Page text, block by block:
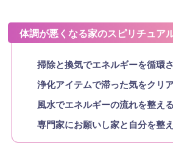
体調が悪くなる家のスピリチュア
掃除と換気でエネルギーを循環
浄化アイテムで滞った気をクリ
風水でエネルギーの流れを整える
専門家にお願いし家と自分を整